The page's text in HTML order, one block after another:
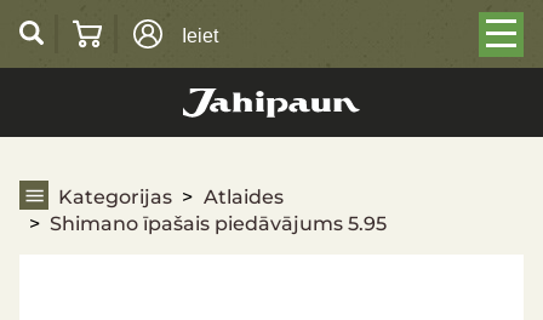
Ieiet
Kategorijas
Atlaides
Shimano īpašais piedāvājums 5.95